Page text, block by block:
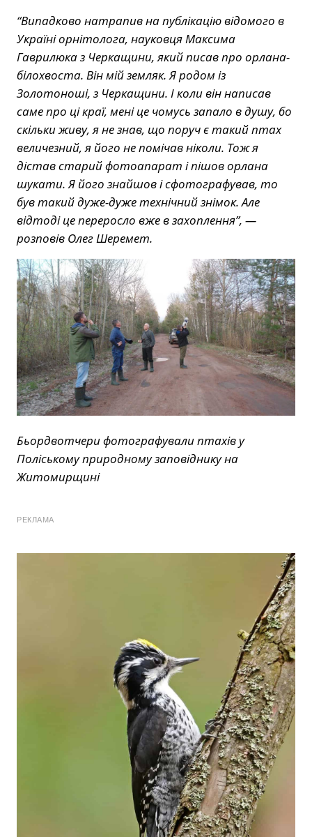
“Випадково натрапив на публікацію відомого в
Україні орнітолога, науковця Максима
Гаврилюка з Черкащини, який писав про орлана-
білохвоста. Він мій земляк. Я родом із
Золотоноші, з Черкащини. І коли він написав
саме про ці краї, мені це чомусь запало в душу, бо
скільки живу, я не знав, що поруч є такий птах
величезний, я його не помічав ніколи. Тож я
дістав старий фотоапарат і пішов орлана
шукати. Я його знайшов і сфотографував, то
був такий дуже-дуже технічний знімок. Але
відтоді це переросло вже в захоплення”, —
розповів Олег Шеремет.
Бьордвотчери фотографували птахів у
Поліському природному заповіднику на
Житомирщині
РЕКЛАМА